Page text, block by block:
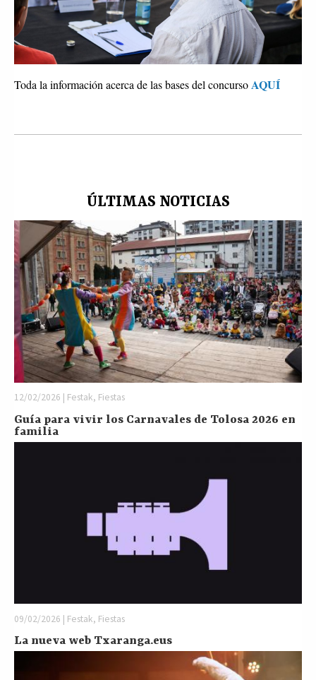
Toda la información acerca de las bases del concursoAQUÍ
ÚLTIMAS NOTICIAS
12/02/2026 | Festak, Fiestas
Guía para vivir los Carnavales de Tolosa 2026 en
familia
09/02/2026 | Festak, Fiestas
La nueva web Txaranga.eus